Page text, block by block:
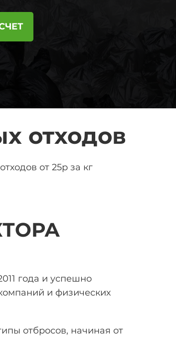
отходов
от 25р за кг
года и успешно
и физических
отбросов, начиная от